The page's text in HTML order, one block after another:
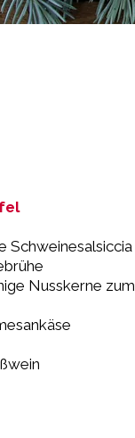
Schweinesalsiccia
Nusskerne zum